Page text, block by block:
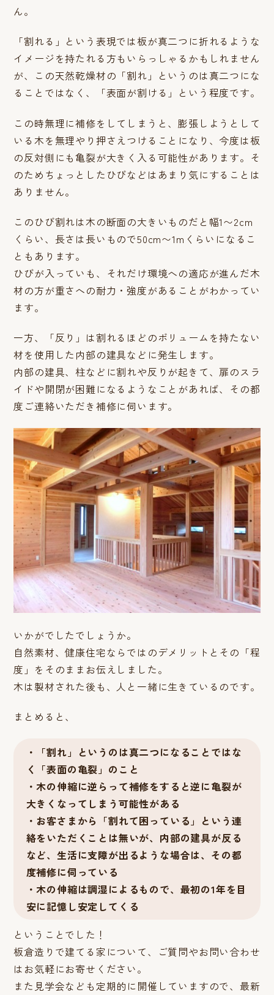
ん。
「割れる」という表現では板が真二つに折れるような
イメージを持たれる方もいらっしゃるかもしれません
が、この天然乾燥材の「割れ」というのは真二つにな
ることではなく、「表面が割ける」という程度です。
この時無理に補修をしてしまうと、膨張しようとして
いる木を無理やり押さえつけることになり、今度は板
の反対側にも亀裂が大きく入る可能性があります。そ
のためちょっとしたひびなどはあまり気にすることは
ありません。
このひび割れは木の断面の大きいものだと幅1〜2cm
くらい、長さは長いもので50cm〜1mくらいになるこ
ともあります。
ひびが入っていも、それだけ環境への適応が進んだ木
材の方が重さへの耐力・強度があることがわかってい
ます。
一方、「反り」は割れるほどのボリュームを持たない
材を使用した内部の建具などに発生します。
内部の建具、柱などに割れや反りが起きて、扉のスラ
イドや開閉が困難になるようなことがあれば、その都
度ご連絡いただき補修に伺います。
いかがでしたでしょうか。
自然素材、健康住宅ならではのデメリットとその「程
度」をそのままお伝えしました。
木は製材された後も、人と一緒に生きているのです。
まとめると、
・「割れ」というのは真二つになることではな
く「表面の亀裂」のこと
・木の伸縮に逆らって補修をすると逆に亀裂が
大きくなってしまう可能性がある
・お客さまから「割れて困っている」という連
絡をいただくことは無いが、内部の建具が反る
など、生活に支障が出るような場合は、その都
度補修に伺っている
・木の伸縮は調湿によるもので、最初の1年を目
安に記憶し安定してくる
ということでした！
板倉造りで建てる家について、ご質問やお問い合わせ
はお気軽にお寄せください。
また見学会なども定期的に開催していますので、最新